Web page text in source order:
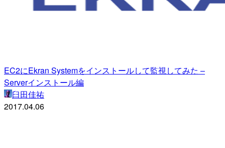
EC2にEkran Systemをインストールして監視してみた –
Serverインストール編
臼田佳祐
2017.04.06